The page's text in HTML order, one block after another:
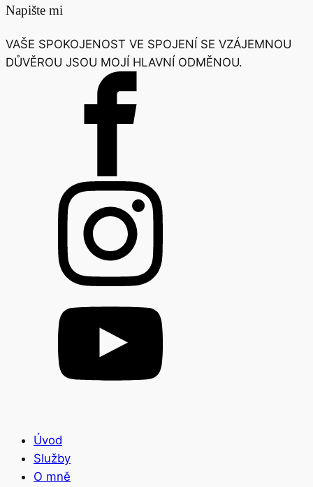
Napište mi
VAŠE SPOKOJENOST VE SPOJENÍ SE VZÁJEMNOU
DŮVĚROU JSOU MOJÍ HLAVNÍ ODMĚNOU.
Úvod
Služby
O mně